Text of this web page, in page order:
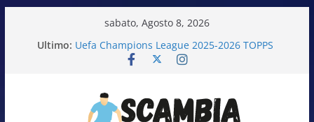
sabato, Agosto 8, 2026
Ultimo: Calciatori Serie B BKT 2025-2026 PANINI
Uefa Champions League 2025-2026 TOPPS
Fifa World Cup 2026 PANINI
Calciatrici 2025-2026 PANINI